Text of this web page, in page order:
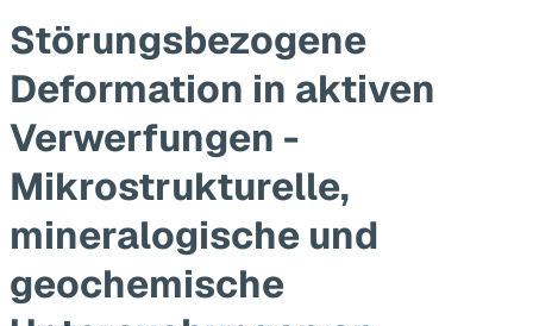
Störungsbezogene
Deformation in aktiven
Verwerfungen -
Mikrostrukturelle,
mineralogische und
geochemische